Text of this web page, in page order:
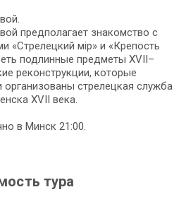
предполагает знакомство с
«Стрелецкий мiр» и «Крепость
подлинные предметы XVII–
реконструкции, которые
стрелецкая служба
XVII века.
в Минск 21:00.
тура